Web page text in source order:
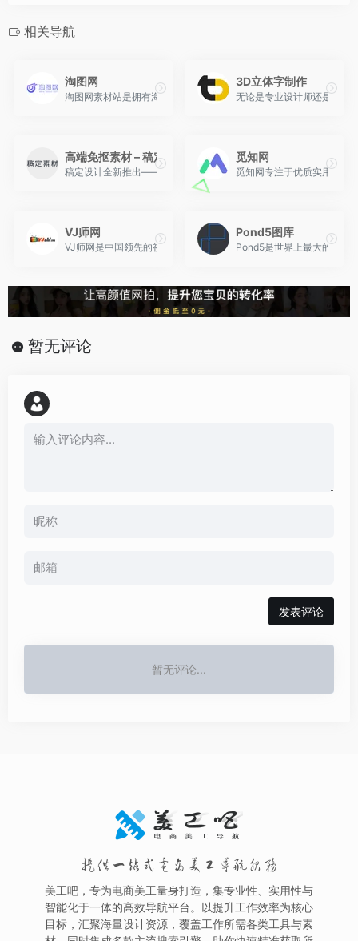
相关导航
淘图网
淘图网素材站是拥有海量图片素材的素材下载网站,淘图素材网提供
3D立体字制作
无论是专业设计师还是业余
高端免抠素材 – 稿定素材
稿定设计全新推出——稿定素材，正版优质视觉内容服务平台，致力
觅知网
觅知网专注于优质实用的设
VJ师网
VJ师网是中国领先的视频素材、AE模板的交易及下载网站，在这里
Pond5图库
Pond5是世界上最大的视频
暂无评论
发表评论
暂无评论...
提供一站式电商美工导航服务
美工吧，专为电商美工量身打造，集专业性、实用性与
智能化于一体的高效导航平台。以提升工作效率为核心
目标，汇聚海量设计资源，覆盖工作所需各类工具与素